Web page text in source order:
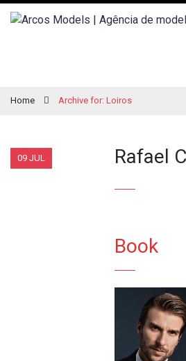
Home Archive for: Loiros
09 JUL Rafael
Book